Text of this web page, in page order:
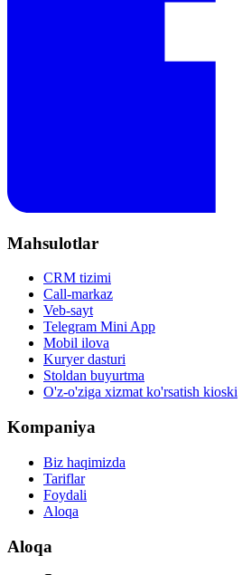
Mahsulotlar
CRM tizimi
Call-markaz
Veb-sayt
Telegram Mini App
Mobil ilova
Kuryer dasturi
Stoldan buyurtma
O'z-o'ziga xizmat ko'rsatish kioski
Kompaniya
Biz haqimizda
Tariflar
Foydali
Aloqa
Aloqa